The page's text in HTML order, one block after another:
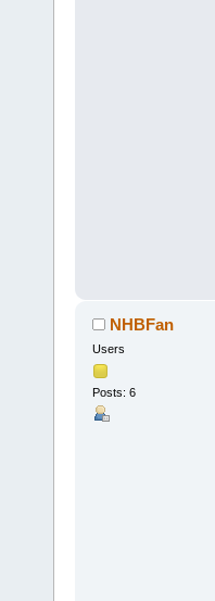
NHBFan
Users
Posts: 6